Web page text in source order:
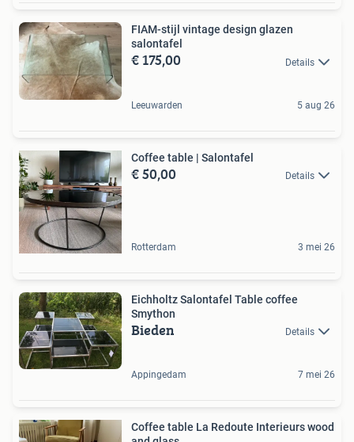
FIAM-stijl vintage design glazen
salontafel
€ 175,00 Details
Leeuwarden 5 aug 26
Coffee table | Salontafel
€ 50,00 Details
Rotterdam 3 mei 26
Eichholtz Salontafel Table coffee
Smython
Bieden Details
Appingedam 7 mei 26
Coffee table La Redoute Interieurs wood